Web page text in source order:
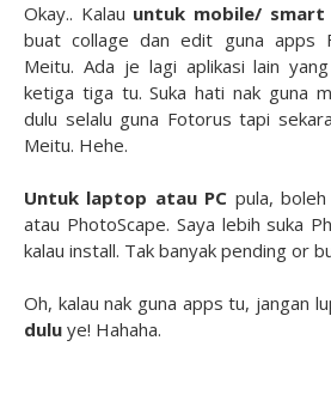
Okay.. Kalau untuk mobile/ smart
buat collage dan edit guna apps
Meitu. Ada je lagi aplikasi lain
ketiga tiga tu. Suka hati nak guna
dulu selalu guna Fotorus tapi
Meitu. Hehe.
Untuk laptop atau PC pula,
atau PhotoScape. Saya lebih suka
kalau install. Tak banyak pending or
Oh, kalau nak guna apps tu, jangan
dulu ye! Hahaha.